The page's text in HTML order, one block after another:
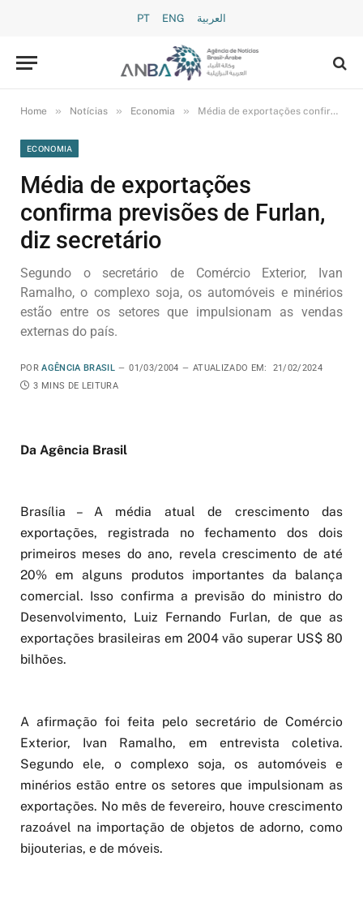
PT ENG العربية
Home » Notícias » Economia » Média de exportações confirma previsões de Furlan, diz secretário
ECONOMIA
Média de exportações
confirma previsões de Furlan,
diz secretário
Segundo o secretário de Comércio Exterior, Ivan
Ramalho, o complexo soja, os automóveis e minérios
estão entre os setores que impulsionam as vendas
externas do país.
POR AGÊNCIA BRASIL 01/03/2004 ATUALIZADO EM:
21/02/2024
3 MINS DE LEITURA
Da Agência Brasil
Brasília – A média atual de crescimento das
exportações, registrada no fechamento dos dois
primeiros meses do ano, revela crescimento de até
20% em alguns produtos importantes da balança
comercial. Isso confirma a previsão do ministro do
Desenvolvimento, Luiz Fernando Furlan, de que as
exportações brasileiras em 2004 vão superar US$ 80
bilhões.
A afirmação foi feita pelo secretário de Comércio
Exterior, Ivan Ramalho, em entrevista coletiva.
Segundo ele, o complexo soja, os automóveis e
minérios estão entre os setores que impulsionam as
exportações. No mês de fevereiro, houve crescimento
razoável na importação de objetos de adorno, como
bijouterias, e de móveis.